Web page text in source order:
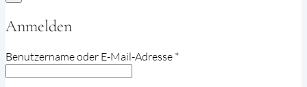
Anmelden
Benutzername oder E-Mail-Adresse *Erforderlich